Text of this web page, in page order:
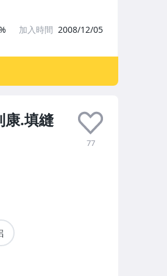
康.填縫
77
加入時間 2008/12/05